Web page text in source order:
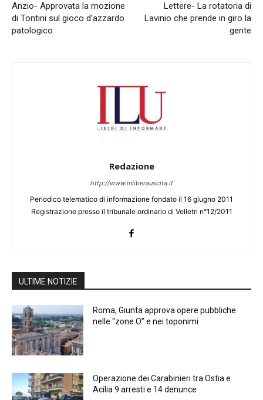
Anzio- Approvata la mozione
di Tontini sul gioco d’azzardo
patologico
Lettere- La rotatoria di
Lavinio che prende in giro la
gente
Redazione
http://www.inliberauscita.it
Periodico telematico di informazione fondato il 16 giugno 2011
Registrazione presso il tribunale ordinario di Velletri n°12/2011
ULTIME NOTIZIE
Roma, Giunta approva opere pubbliche
nelle “zone O” e nei toponimi
Operazione dei Carabinieri tra Ostia e
Acilia 9 arresti e 14 denunce